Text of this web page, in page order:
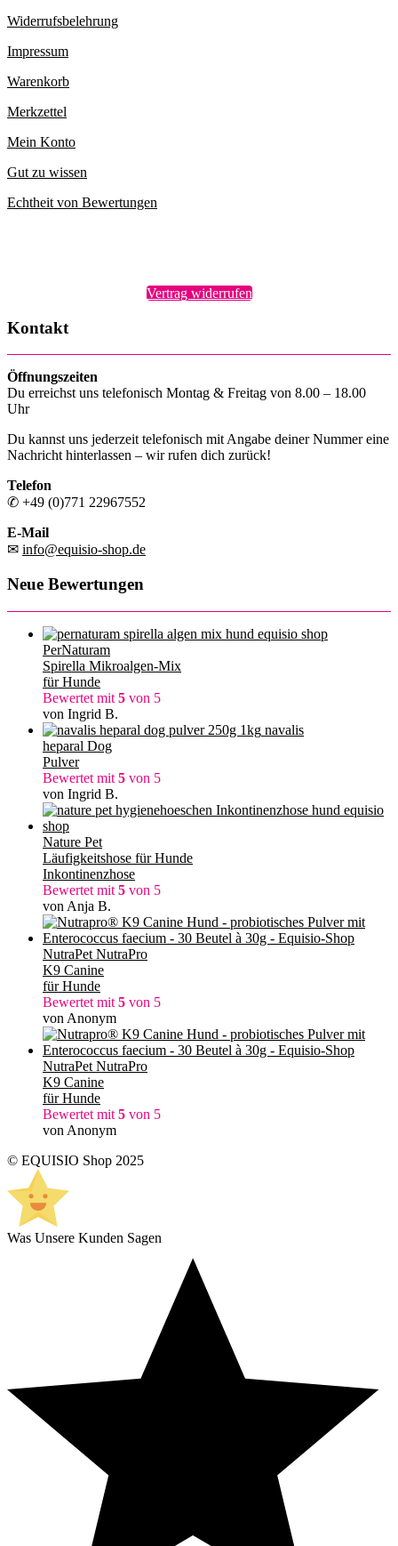
Widerrufsbelehrung
Impressum
Warenkorb
Merkzettel
Mein Konto
Gut zu wissen
Echtheit von Bewertungen
Vertrag widerrufen
Kontakt
Öffnungszeiten
Du erreichst uns telefonisch Montag & Freitag von 8.00 – 18.00
Uhr
Du kannst uns jederzeit telefonisch mit Angabe deiner Nummer eine
Nachricht hinterlassen – wir rufen dich zurück!
Telefon
✆ +49 (0)771 22967552
E-Mail
✉ info@equisio-shop.de
Neue Bewertungen
PerNaturam
Spirella Mikroalgen-Mix
für Hunde
Bewertet mit 5 von 5
von Ingrid B.
navalis
heparal Dog
Pulver
Bewertet mit 5 von 5
von Ingrid B.
Nature Pet
Läufigkeitshose für Hunde
Inkontinenzhose
Bewertet mit 5 von 5
von Anja B.
NutraPet NutraPro
K9 Canine
für Hunde
Bewertet mit 5 von 5
von Anonym
NutraPet NutraPro
K9 Canine
für Hunde
Bewertet mit 5 von 5
von Anonym
© EQUISIO Shop 2025
Was Unsere Kunden Sagen